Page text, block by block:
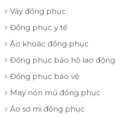
Váy đồng phục
Đồng phục y tế
Áo khoác đồng phục
Đồng phục bảo hộ lao động
Đồng phục bảo vệ
May nón mũ đồng phục
Áo sơ mi đồng phục